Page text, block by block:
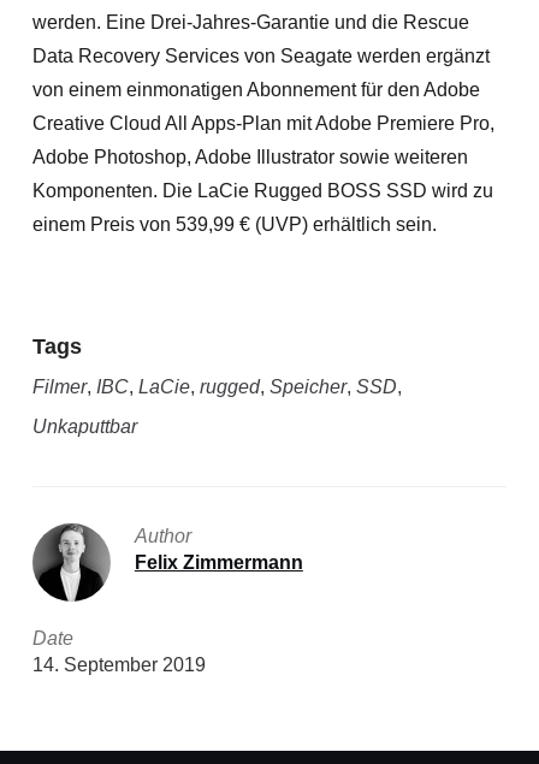
werden. Eine Drei-Jahres-Garantie und die Rescue
Data Recovery Services von Seagate werden ergänzt
von einem einmonatigen Abonnement für den Adobe
Creative Cloud All Apps-Plan mit Adobe Premiere Pro,
Adobe Photoshop, Adobe Illustrator sowie weiteren
Komponenten. Die LaCie Rugged BOSS SSD wird zu
einem Preis von 539,99 € (UVP) erhältlich sein.
Tags
Filmer, IBC, LaCie, rugged, Speicher, SSD,
Unkaputtbar
Author
Felix Zimmermann
Date
14. September 2019